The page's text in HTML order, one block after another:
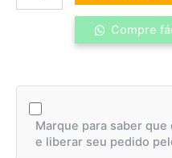
Compre
Marque para saber
e liberar seu pedido